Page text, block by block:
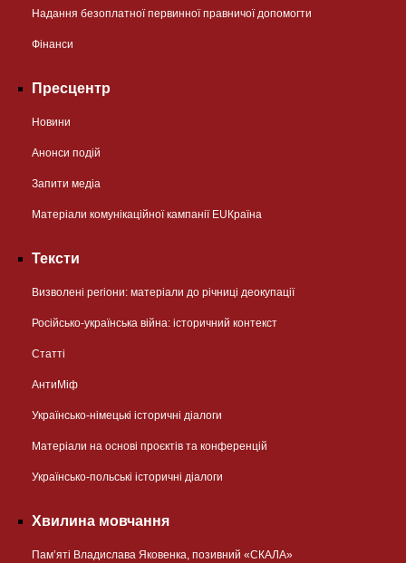
Надання безоплатної первинної правничої допомогти
Фінанси
Пресцентр
Новини
Анонси подій
Запити медіа
Матеріали комунікаційної кампанії EUКраїна
Тексти
Визволені регіони: матеріали до річниці деокупації
Російсько-українська війна: історичний контекст
Статті
АнтиМіф
Українсько-німецькі історичні діалоги
Матеріали на основі проєктів та конференцій
Українсько-польські історичні діалоги
Хвилина мовчання
Пам’яті Владислава Яковенка, позивний «СКАЛА»